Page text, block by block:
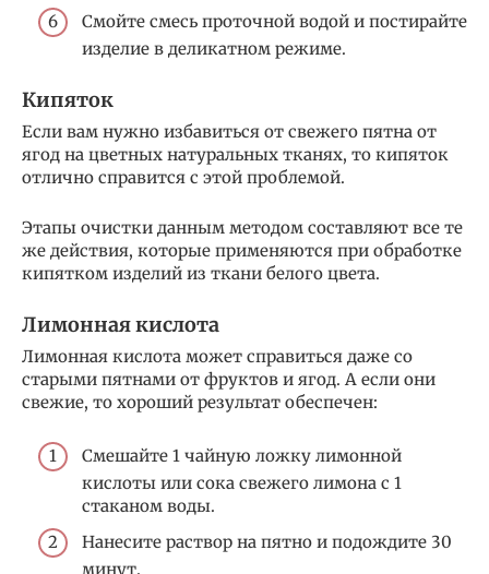
Смойте смесь проточной водой и постирайте
изделие в деликатном режиме.
Кипяток
Если вам нужно избавиться от свежего пятна от
ягод на цветных натуральных тканях, то кипяток
отлично справится с этой проблемой.
Этапы очистки данным методом составляют все те
же действия, которые применяются при обработке
кипятком изделий из ткани белого цвета.
Лимонная кислота
Лимонная кислота может справиться даже со
старыми пятнами от фруктов и ягод. А если они
свежие, то хороший результат обеспечен:
Смешайте 1 чайную ложку лимонной
кислоты или сока свежего лимона с 1
стаканом воды.
Нанесите раствор на пятно и подождите 30
минут.